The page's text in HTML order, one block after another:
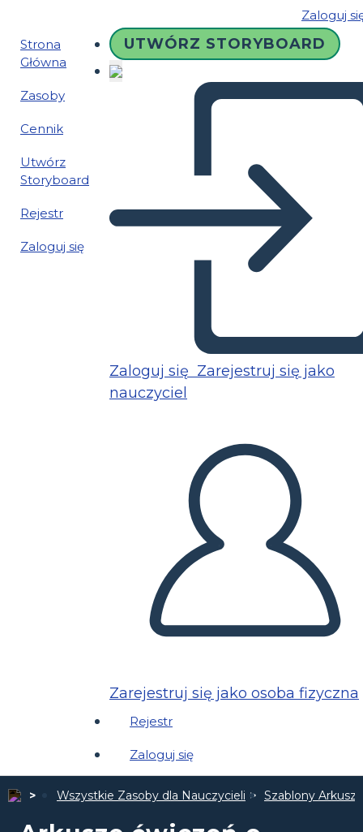
Zaloguj
Strona
Główna
Zasoby
Cennik
Utwórz
Storyboard
Rejestr
Zaloguj się
UTWÓRZ STORYBOARD
Zaloguj się Zarejestruj się jako
nauczyciel
Zarejestruj się jako osoba fizyczna
Rejestr
Zaloguj się
Wszystkie Zasoby dla Nauczycieli Szablony